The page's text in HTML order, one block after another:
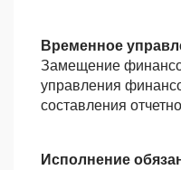
Временное
Замещение
управления
составления
Исполнение